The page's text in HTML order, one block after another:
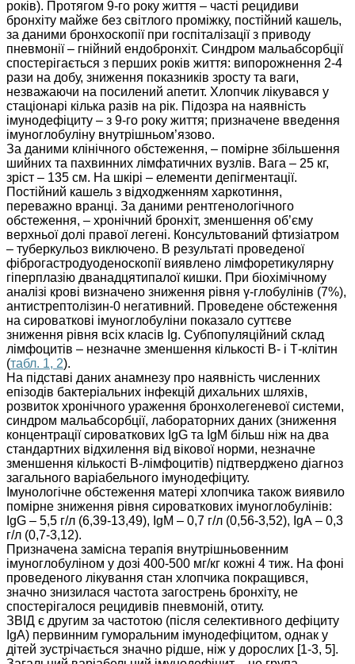
років). Протягом 9-го року життя – часті рецидиви
бронхіту майже без світлого проміжку, постійний кашель,
за даними бронхоскопії при госпіталізації з приводу
пневмонії – гнійний ендобронхіт. Синдром мальабсорбції
спостерігається з перших років життя: випорожнення 2-4
рази на добу, зниження показників зросту та ваги,
незважаючи на посилений апетит. Хлопчик лікувався у
стаціонарі кілька разів на рік. Підозра на наявність
імунодефіциту – з 9-го року життя; призначене введення
імуноглобуліну внутрішньом’язово.
За даними клінічного обстеження, – помірне збільшення
шийних та пахвинних лімфатичних вузлів. Вага – 25 кг,
зріст – 135 см. На шкірі – елементи депігментації.
Постійний кашель з відходженням харкотиння,
переважно вранці. За даними рентгенологічного
обстеження, – хронічний бронхіт, зменшення об’єму
верхньої долі правої легені. Консультований фтизіатром
– туберкульоз виключено. В результаті проведеної
фіброгастродуоденоскопії виявлено лімфоретикулярну
гіперплазію дванадцятипалої кишки. При біохімічному
аналізі крові визначено зниження рівня γ-глобулінів (7%),
антистрептолізин-0 негативний. Проведене обстеження
на сироваткові імуноглобуліни показало суттєве
зниження рівня всіх класів Ig. Субпопуляційний склад
лімфоцитів – незначне зменшення кількості В- і Т-клітин
(табл. 1, 2).
На підставі даних анамнезу про наявність численних
епізодів бактеріальних інфекцій дихальних шляхів,
розвиток хронічного ураження бронхолегеневої системи,
синдром мальабсорбції, лабораторних даних (зниження
концентрації сироваткових ІgG та ІgМ більш ніж на два
стандартних відхилення від вікової норми, незначне
зменшення кількості В-лімфоцитів) підтверджено діагноз
загального варіабельного імунодефіциту.
Імунологічне обстеження матері хлопчика також виявило
помірне зниження рівня сироваткових імуноглобулінів:
ІgG – 5,5 г/л (6,39-13,49), ІgМ – 0,7 г/л (0,56-3,52), ІgА – 0,3
г/л (0,7-3,12).
Призначена замісна терапія внутрішньовенним
імуноглобуліном у дозі 400-500 мг/кг кожні 4 тиж. На фоні
проведеного лікування стан хлопчика покращився,
значно знизилася частота загострень бронхіту, не
спостерігалося рецидивів пневмоній, отиту.
ЗВІД є другим за частотою (після селективного дефіциту
ІgА) первинним гуморальним імунодефіцитом, однак у
дітей зустрічається значно рідше, ніж у дорослих [1-3, 5].